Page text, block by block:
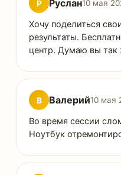
Р Руслан10 мая
Хочу поделиться
результаты.
центр. Думаю вы так
В Валерий10 мая
Во время сессии
Ноутбук